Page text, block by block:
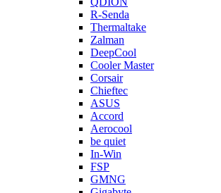
R-Senda
Thermaltake
Zalman
DeepCool
Cooler Master
Corsair
Chieftec
ASUS
Accord
Aerocool
be quiet
In-Win
FSP
GMNG